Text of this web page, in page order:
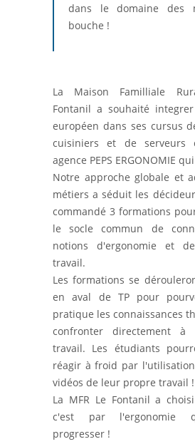
dans le domaine des
bouche !
La Maison Familliale
Fontanil a souhaité
européen dans ses cursus
cuisiniers et de serveurs
agence PEPS ERGONOMIE
Notre approche globale et
métiers a séduit les
commandé 3 formations
le socle commun de
notions d'ergonomie et
travail.
Les formations se
en aval de TP pour
pratique les connaissances
confronter directement
travail. Les étudiants
réagir à froid par
vidéos de leur propre travail !
La MFR Le Fontanil a
c'est par l'ergonomie
progresser !